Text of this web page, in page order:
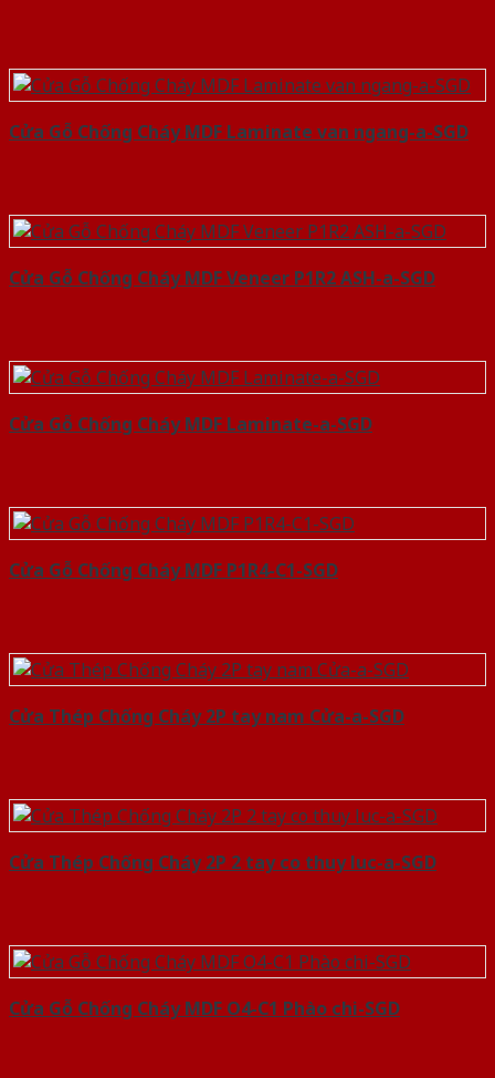
Cửa Gỗ Chống Cháy MDF Laminate van ngang-a-SGD
Cửa Gỗ Chống Cháy MDF Veneer P1R2 ASH-a-SGD
Cửa Gỗ Chống Cháy MDF Laminate-a-SGD
Cửa Gỗ Chống Cháy MDF P1R4-C1-SGD
Cửa Thép Chống Cháy 2P tay nam Cửa-a-SGD
Cửa Thép Chống Cháy 2P 2 tay co thuy luc-a-SGD
Cửa Gỗ Chống Cháy MDF O4-C1 Phào chi-SGD